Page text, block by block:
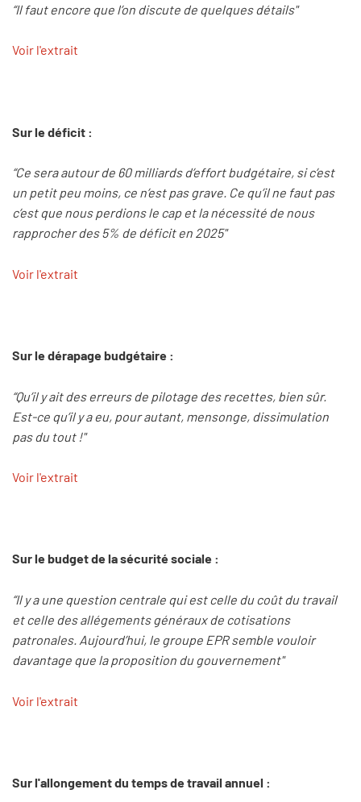
“Il faut encore que l’on discute de quelques détails"
Voir l'extrait
Sur le déficit :
“Ce sera autour de 60 milliards d’effort budgétaire, si c’est
un petit peu moins, ce n’est pas grave. Ce qu’il ne faut pas
c’est que nous perdions le cap et la nécessité de nous
rapprocher des 5% de déficit en 2025"
Voir l'extrait
Sur le dérapage budgétaire :
“Qu’il y ait des erreurs de pilotage des recettes, bien sûr.
Est-ce qu’il y a eu, pour autant, mensonge, dissimulation
pas du tout !"
Voir l'extrait
Sur le budget de la sécurité sociale :
“Il y a une question centrale qui est celle du coût du travail
et celle des allégements généraux de cotisations
patronales. Aujourd’hui, le groupe EPR semble vouloir
davantage que la proposition du gouvernement"
Voir l'extrait
Sur l'allongement du temps de travail annuel :